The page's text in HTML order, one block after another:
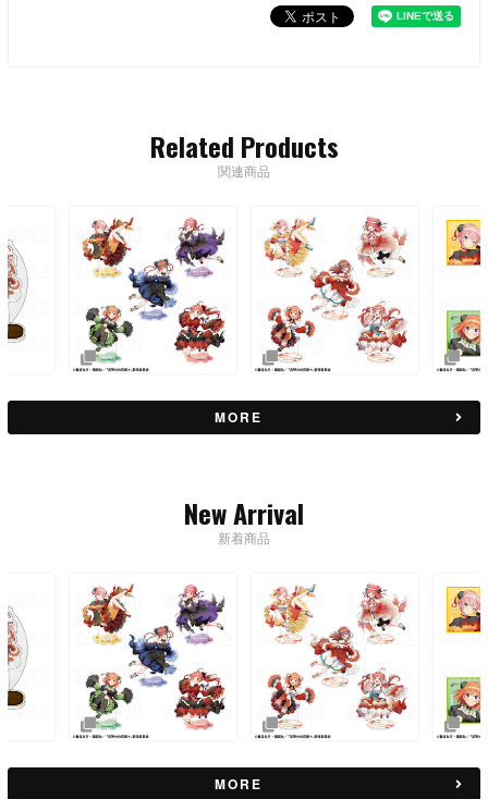
Related Products
関連商品
MORE
New Arrival
新着商品
MORE